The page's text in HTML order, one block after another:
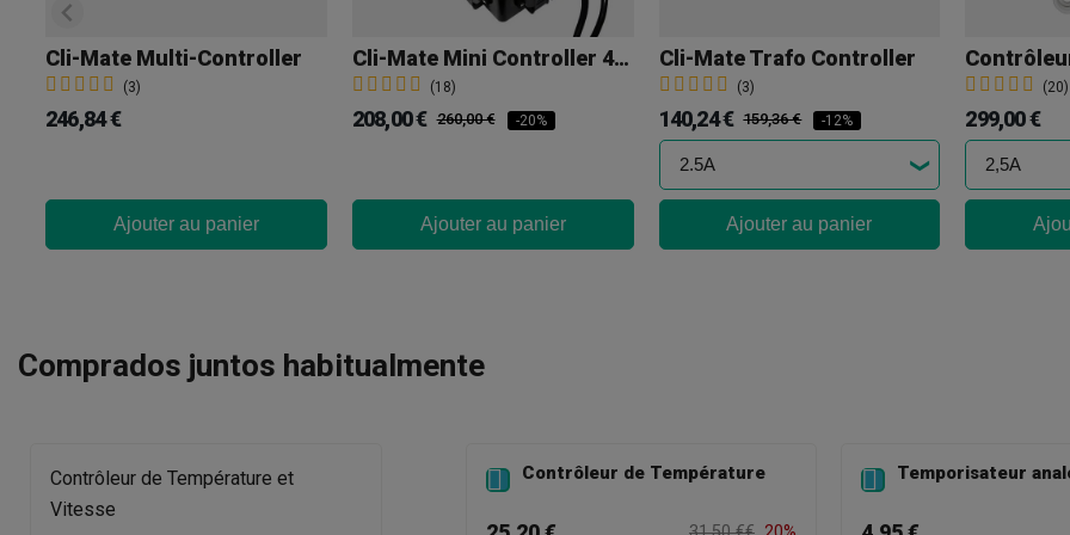
Cli-Mate Multi-Controller
(3)
246,84 €
Ajouter au panier
Cli-Mate Mini Controller 4x600w
(18)
208,00 € 260,00 € -20%
Ajouter au panier
Cli-Mate Trafo Controller
(3)
140,24 € 159,36 € -12%
Ajouter au panier
(20)
299,00 €
Comprados juntos habitualmente
Contrôleur de Température et
Vitesse
 Contrôleur de Température  Temporisateur